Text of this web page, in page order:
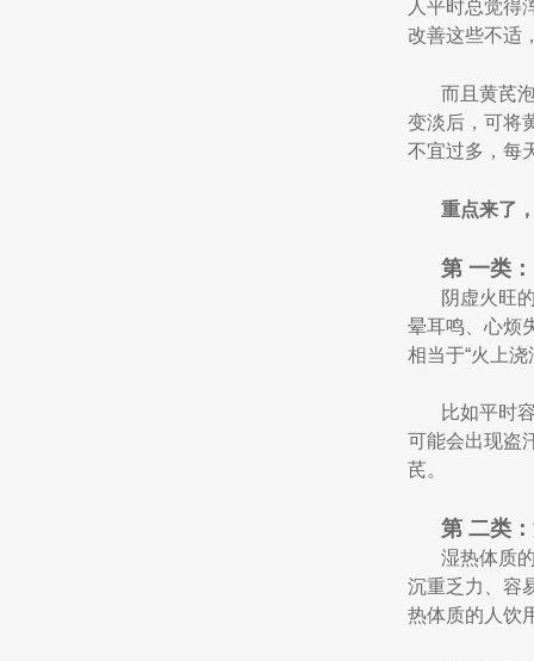
人平时总觉得
改善这些不适
而且黄芪
变淡后，可将
不宜过多，每
重点来了
第 一类
阴虚火旺
晕耳鸣、心烦
相当于“火上
比如平时
可能会出现盗
芪。
第 二类
湿热体质
沉重乏力、容
热体质的人饮